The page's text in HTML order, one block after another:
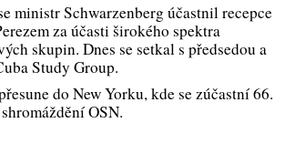
ministr Schwarzenberg účastnil recepce
za účasti širokého spektra
skupin. Dnes se setkal s předsedou a
Study Group.
do New Yorku, kde se zúčastní 66.
OSN.